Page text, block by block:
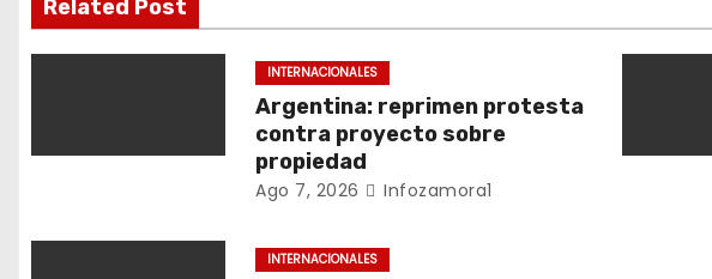
i
ó
d
Related Post
INTERNACIONALES
Argentina: reprimen protesta
contra proyecto sobre
propiedad
Ago 7, 2026 Infozamora1
INTERNACIONALES